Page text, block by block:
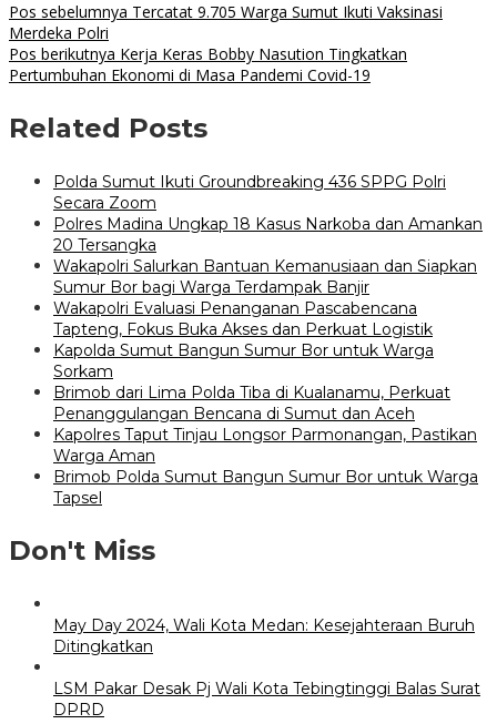
Pos sebelumnya Tercatat 9.705 Warga Sumut Ikuti Vaksinasi
Merdeka Polri
Pos berikutnya Kerja Keras Bobby Nasution Tingkatkan
Pertumbuhan Ekonomi di Masa Pandemi Covid-19
Related Posts
Polda Sumut Ikuti Groundbreaking 436 SPPG Polri
Secara Zoom
Polres Madina Ungkap 18 Kasus Narkoba dan Amankan
20 Tersangka
Wakapolri Salurkan Bantuan Kemanusiaan dan Siapkan
Sumur Bor bagi Warga Terdampak Banjir
Wakapolri Evaluasi Penanganan Pascabencana
Tapteng, Fokus Buka Akses dan Perkuat Logistik
Kapolda Sumut Bangun Sumur Bor untuk Warga
Sorkam
Brimob dari Lima Polda Tiba di Kualanamu, Perkuat
Penanggulangan Bencana di Sumut dan Aceh
Kapolres Taput Tinjau Longsor Parmonangan, Pastikan
Warga Aman
Brimob Polda Sumut Bangun Sumur Bor untuk Warga
Tapsel
Don't Miss
May Day 2024, Wali Kota Medan: Kesejahteraan Buruh
Ditingkatkan
LSM Pakar Desak Pj Wali Kota Tebingtinggi Balas Surat
DPRD